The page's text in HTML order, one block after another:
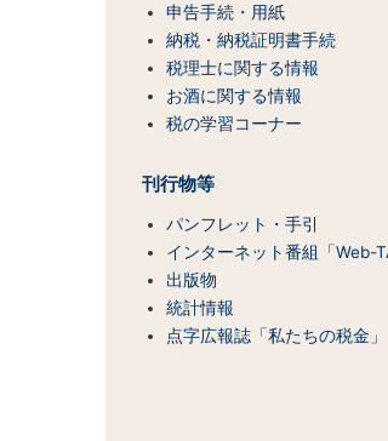
（コ
覧）
申告手続・用紙
納税・納税証明書手続
税理士に関する情報
お酒に関する情報
税の学習コーナー
刊行物等
パンフレット・手引
インターネット番組「Web-
出版物
統計情報
点字広報誌「私たちの税金」